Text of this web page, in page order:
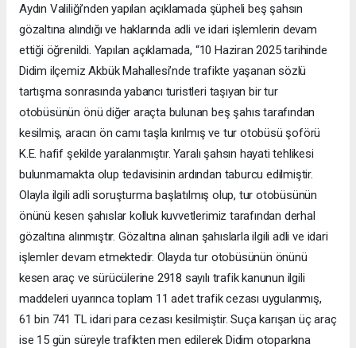
Aydın Valiliği’nden yapılan açıklamada şüpheli beş şahsın
gözaltına alındığı ve haklarında adli ve idari işlemlerin devam
ettiği öğrenildi. Yapılan açıklamada, “10 Haziran 2025 tarihinde
Didim ilçemiz Akbük Mahallesi’nde trafikte yaşanan sözlü
tartışma sonrasında yabancı turistleri taşıyan bir tur
otobüsünün önü diğer araçta bulunan beş şahıs tarafından
kesilmiş, aracın ön camı taşla kırılmış ve tur otobüsü şoförü
K.E. hafif şekilde yaralanmıştır. Yaralı şahsın hayati tehlikesi
bulunmamakta olup tedavisinin ardından taburcu edilmiştir.
Olayla ilgili adli soruşturma başlatılmış olup, tur otobüsünün
önünü kesen şahıslar kolluk kuvvetlerimiz tarafından derhal
gözaltına alınmıştır. Gözaltına alınan şahıslarla ilgili adli ve idari
işlemler devam etmektedir. Olayda tur otobüsünün önünü
kesen araç ve sürücülerine 2918 sayılı trafik kanunun ilgili
maddeleri uyarınca toplam 11 adet trafik cezası uygulanmış,
61 bin 741 TL idari para cezası kesilmiştir. Suça karışan üç araç
ise 15 gün süreyle trafikten men edilerek Didim otoparkına